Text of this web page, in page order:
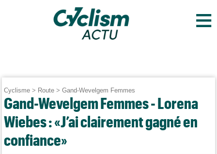
≡
Cyclisme > Route >Gand-Wevelgem Femmes
Gand-Wevelgem Femmes - Lorena
Wiebes : «J’ai clairement gagné en
confiance»